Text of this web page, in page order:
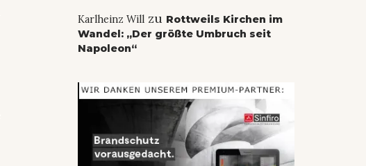
Karlheinz Willzu Rottweils Kirchen im
Wandel: „Der größte Umbruch seit
Napoleon“